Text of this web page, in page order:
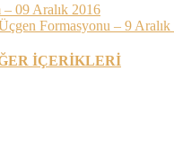
09 Aralık 2016
Formasyonu – 9 Aralık
İÇERİKLERİ